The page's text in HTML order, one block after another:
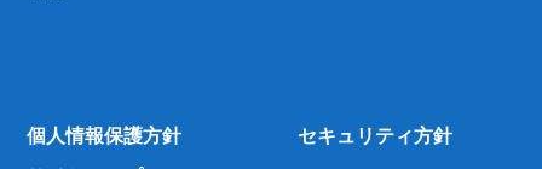
個人情報保護方針 セキュリティ方針